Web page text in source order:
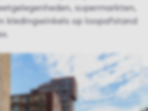
supermarkten,
kledingwinkels op loopafstand